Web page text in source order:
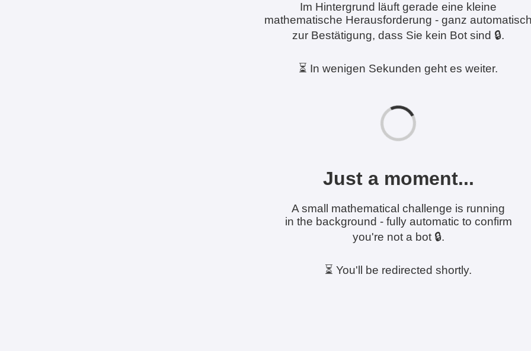
Im Hintergrund läuft gerade eine kleine
mathematische Herausforderung - ganz
zur Bestätigung, dass Sie kein Bot sind 🔒.
⏳ In wenigen Sekunden geht es weiter.
Just a moment...
A small mathematical challenge is running
in the background - fully automatic to confirm
you're not a bot 🔒.
⏳ You'll be redirected shortly.